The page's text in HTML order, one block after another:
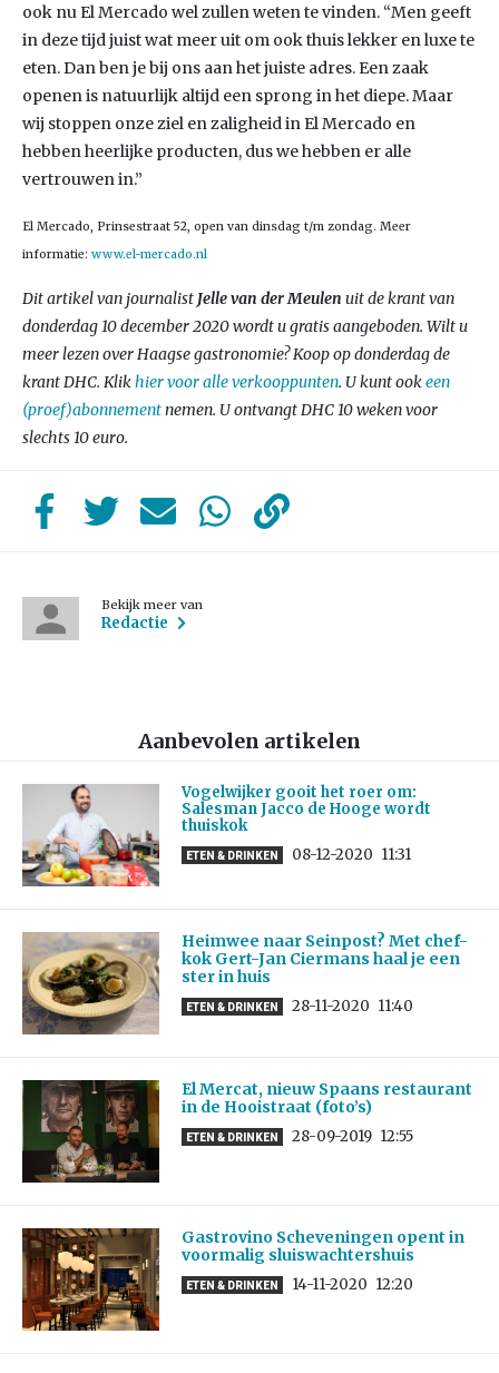
ook nu El Mercado wel zullen weten te vinden. “Men geeft
in deze tijd juist wat meer uit om ook thuis lekker en luxe te
eten. Dan ben je bij ons aan het juiste adres. Een zaak
openen is natuurlijk altijd een sprong in het diepe. Maar
wij stoppen onze ziel en zaligheid in El Mercado en
hebben heerlijke producten, dus we hebben er alle
vertrouwen in.”
El Mercado, Prinsestraat 52, open van dinsdag t/m zondag. Meer
informatie: www.el-mercado.nl
Dit artikel van journalist Jelle van der Meulen uit de krant van
donderdag 10 december 2020 wordt u gratis aangeboden. Wilt u
meer lezen over Haagse gastronomie? Koop op donderdag de
krant DHC. Klikhier voor alle verkooppunten. U kunt ookeen
(proef)abonnementnemen. U ontvangt DHC 10 weken voor
slechts 10 euro.
Bekijk meer van
Redactie
Aanbevolen artikelen
Vogelwijker gooit het roer om:
Salesman Jacco de Hooge wordt
thuiskok
ETEN & DRINKEN 08-12-2020 11:31
Heimwee naar Seinpost? Met chef-
kok Gert-Jan Ciermans haal je een
ster in huis
ETEN & DRINKEN 28-11-2020 11:40
El Mercat, nieuw Spaans restaurant
in de Hooistraat (foto’s)
ETEN & DRINKEN 28-09-2019 12:55
Gastrovino Scheveningen opent in
voormalig sluiswachtershuis
ETEN & DRINKEN 14-11-2020 12:20